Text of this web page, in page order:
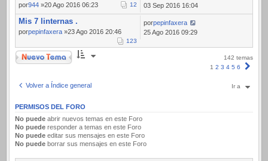
por944 »20 Ago 2016 06:23 12
03 Sep 2016 16:04
Mis 7 linternas .
porpepinfaxera »23 Ago 2016 20:46
123
porpepinfaxera
25 Ago 2016 09:29
Nuevo Tema
142 temas
1 2 3 4 5 6
Volver a Índice general Ir a
PERMISOS DEL FORO
No puede abrir nuevos temas en este Foro
No puede responder a temas en este Foro
No puede editar sus mensajes en este Foro
No puede borrar sus mensajes en este Foro